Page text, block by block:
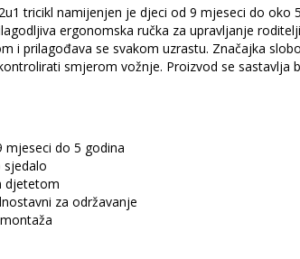
tricikl namijenjen je djeci od 9 mjeseci do oko
ergonomska ručka za upravljanje
i prilagođava se svakom uzrastu. Značajka
smjerom vožnje. Proizvod se sastavlja
mjeseci do 5 godina
sjedalo
djetetom
za održavanje